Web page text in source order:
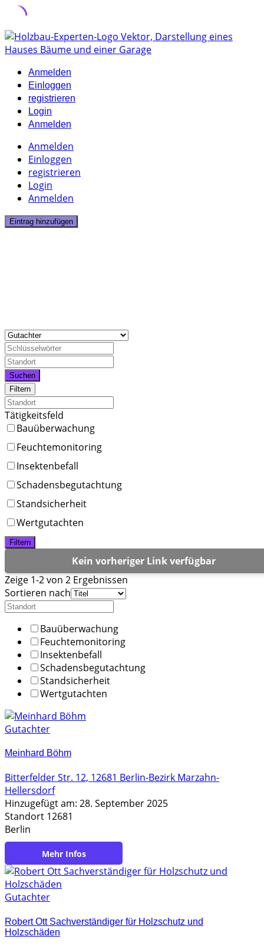
Skip
to
Anmelden
Einloggen
registrieren
Login
Anmelden
Anmelden
Einloggen
registrieren
Login
Anmelden
Eintrag hinzufügen
Suchen
Filtern
Tätigkeitsfeld
Bauüberwachung
Feuchtemonitoring
Insektenbefall
Schadensbegutachtung
Standsicherheit
Wertgutachten
Filtern
Kein vorheriger Link verfügbar
Zeige 1-2 von 2 Ergebnissen
Sortieren nach
Bauüberwachung
Feuchtemonitoring
Insektenbefall
Schadensbegutachtung
Standsicherheit
Wertgutachten
Gutachter
Meinhard Böhm
Bitterfelder Str. 12, 12681 Berlin-Bezirk Marzahn-
Hellersdorf
Hinzugefügt am: 28. September 2025
Standort 12681
Berlin
https://holzgutachter-boehm.de/
Gutachter
Robert Ott Sachverständiger für Holzschutz und
Holzschäden